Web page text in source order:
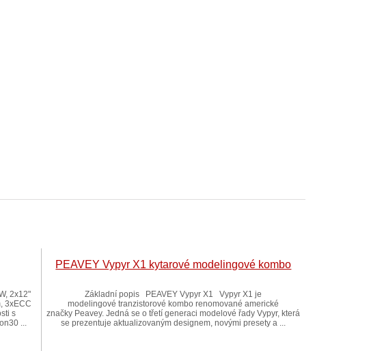
2x12"
3xECC
s
...
PEAVEY Vypyr X1 kytarové modelingové kombo
Základní popis PEAVEY Vypyr X1 Vypyr X1 je
modelingové tranzistorové kombo renomované americké
značky Peavey. Jedná se o třetí generaci modelové řady Vypyr, která
se prezentuje aktualizovaným designem, novými presety a ...